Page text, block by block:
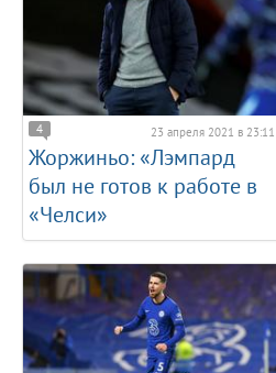
4 23 апреля 2021 в 23:11
Жоржиньо: «Лэмпард
был не готов к работе в
«Челси»